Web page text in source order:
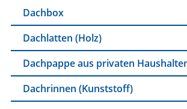
Dachbox
Dachlatten (Holz)
Dachpappe aus privaten
Dachrinnen (Kunststoff)